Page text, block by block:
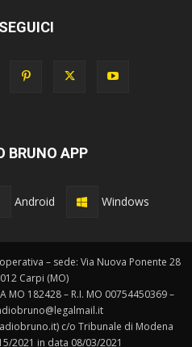
SEGUICI
BRUNO APP
Android Windows
– sede: Via Nuova Ponente 28
Carpi (MO)
MO 182428 – R.I. MO 00754450369 –
c/o Tribunale di Modena
2021 in data 08/03/2021